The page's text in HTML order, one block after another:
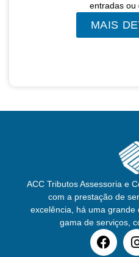
entradas ou
MAIS
ACC Tributos Assessoria e
com a prestação de
excelência, há uma
gama de serviços,